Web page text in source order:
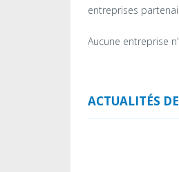
entreprises
Aucune entreprise
ACTUALITÉS